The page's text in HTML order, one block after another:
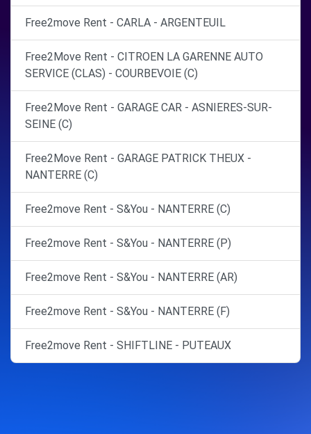
Free2move Rent - CARLA - ARGENTEUIL
Free2Move Rent - CITROEN LA GARENNE AUTO
SERVICE (CLAS) - COURBEVOIE (C)
Free2Move Rent - GARAGE CAR - ASNIERES-SUR-
SEINE (C)
Free2Move Rent - GARAGE PATRICK THEUX -
NANTERRE (C)
Free2move Rent - S&You - NANTERRE (C)
Free2move Rent - S&You - NANTERRE (P)
Free2move Rent - S&You - NANTERRE (AR)
Free2move Rent - S&You - NANTERRE (F)
Free2move Rent - SHIFTLINE - PUTEAUX